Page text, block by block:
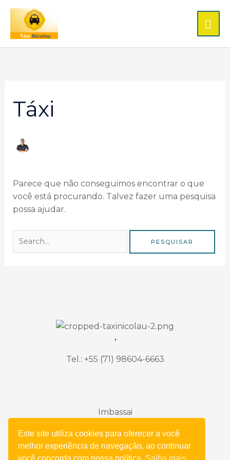
Táxi
Parece que não conseguimos encontrar o que
você está procurando. Talvez fazer uma pesquisa
possa ajudar.
.
Tel.: +55 (71) 98604-6663
Imbassai
Mata de São João – Bahia
Este site utiliza cookies para oferecer a você
melhor experiência de navegação, ao continuar
você concorda com nossa política. Saiba mais